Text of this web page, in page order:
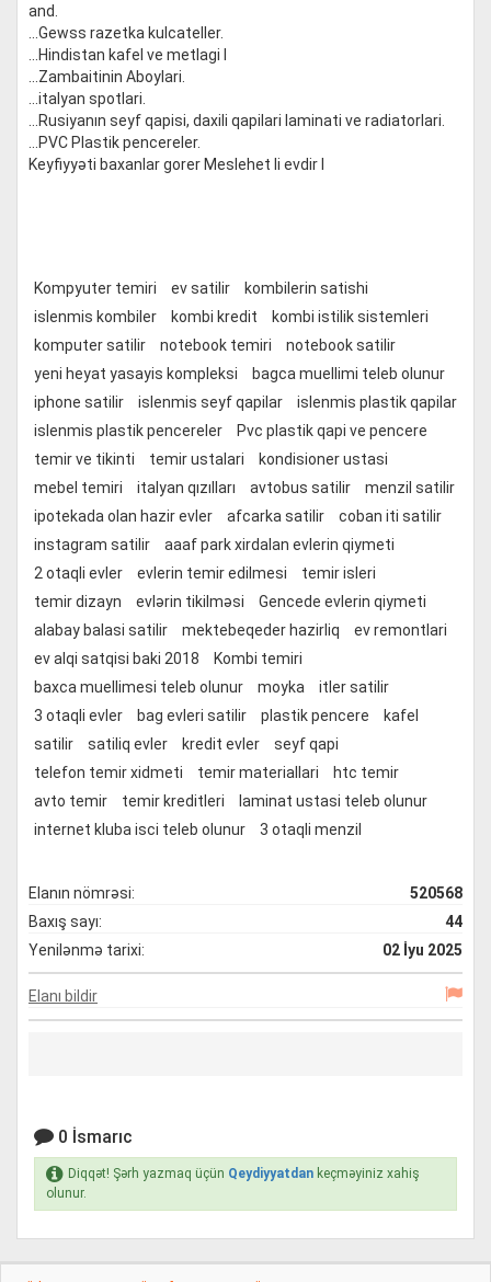
and.
...Gewss razetka kulcateller.
...Hindistan kafel ve metlagi I
...Zambaitinin Aboylari.
...italyan spotlari.
...Rusiyanın seyf qapisi, daxili qapilari laminati ve radiatorlari.
...PVC Plastik pencereler.
Keyfiyyəti baxanlar gorer Meslehet li evdir I
Kompyuter temiri ev satilir
kombilerin satishi
islenmis kombiler
kombi kredit
kombi istilik sistemleri
komputer satilir
notebook temiri
notebook satilir
yeni heyat yasayis kompleksi
bagca muellimi teleb olunur
iphone satilir
islenmis seyf qapilar
islenmis plastik qapilar
islenmis plastik pencereler
Pvc plastik qapi ve pencere
temir ve tikinti
temir ustalari
kondisioner ustasi
mebel temiri
italyan qızılları avtobus satilir
menzil satilir
ipotekada olan hazir evler
afcarka satilir
coban iti satilir
instagram satilir
aaaf park xirdalan evlerin qiymeti
2 otaqli evler
evlerin temir edilmesi
temir isleri
temir dizayn
evlərin tikilməsi
Gencede evlerin qiymeti
alabay balasi satilir
mektebeqeder hazirliq
ev remontlari
ev alqi satqisi baki 2018
Kombi temiri
baxca muellimesi teleb olunur
moyka
itler satilir
3 otaqli evler
bag evleri satilir plastik pencere
kafel
satilir
satiliq evler kredit evler
seyf qapi
telefon temir xidmeti
temir materiallari
htc temir
avto temir
temir kreditleri
laminat ustasi teleb olunur
internet kluba isci teleb olunur
3 otaqli menzil
Elanın nömrəsi:
520568
Baxış sayı:
44
Yenilənmə tarixi:
02 İyu 2025
Elanı bildir
0 İsmarıc
Diqqət! Şərh yazmaq üçün Qeydiyyatdan keçməyiniz xahiş
olunur.